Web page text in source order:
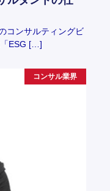
コンサルティングビ
「ESG […]
コンサル業界